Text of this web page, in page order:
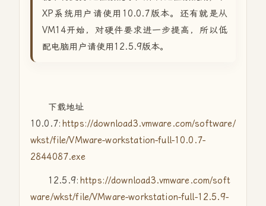
XP系统用户请使用10.0.7版本。还有就是从
VM14开始，对硬件要求进一步提高，所以低
配电脑用户请使用12.5.9版本。
下载地址
10.0.7: https://download3.vmware.com/software/
wkst/file/VMware-workstation-full-10.0.7-
2844087.exe
12.5.9: https://download3.vmware.com/soft
ware/wkst/file/VMware-workstation-full-12.5.9-